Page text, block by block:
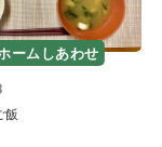
ームしあわせ
飯